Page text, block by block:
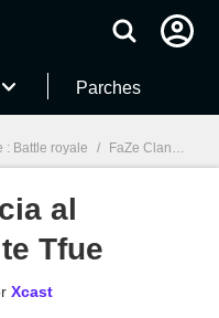
Parches
: Battle royale / FaZe Clan denuncia al jugador de Fortnite Tfue
al
Tfue
Xcast